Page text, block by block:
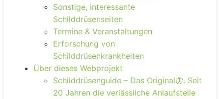
Sonstige, interessante
Schilddrüsenseiten
Termine & Veranstaltungen
Erforschung von
Schilddrüsenkrankheiten
Über dieses Webprojekt
Schilddrüsenguide – Das Original🦋. Seit
20 Jahren die verlässliche Anlaufstelle